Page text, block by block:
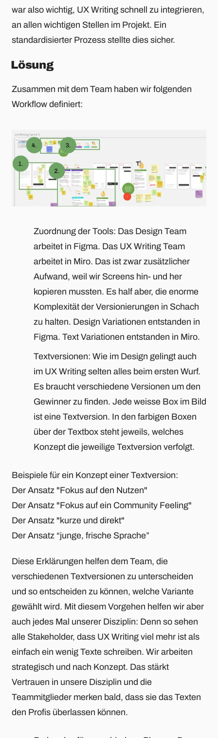
war also wichtig, UX Writing schnell zu integrieren,
an allen wichtigen Stellen im Projekt. Ein
standardisierter Prozess stellte dies sicher.
Lösung
Zusammen mit dem Team haben wir folgenden
Workflow definiert:
Zuordnung der Tools: Das Design Team
arbeitet in Figma. Das UX Writing Team
arbeitet in Miro. Das ist zwar zusätzlicher
Aufwand, weil wir Screens hin- und her
kopieren mussten. Es half aber, die enorme
Komplexität der Versionierungen in Schach
zu halten. Design Variationen entstanden in
Figma. Text Variationen entstanden in Miro.
Textversionen: Wie im Design gelingt auch
im UX Writing selten alles beim ersten Wurf.
Es braucht verschiedene Versionen um den
Gewinner zu finden. Jede weisse Box im Bild
ist eine Textversion. In den farbigen Boxen
über der Textbox steht jeweils, welches
Konzept die jeweilige Textversion verfolgt.
Beispiele für ein Konzept einer Textversion:
Der Ansatz "Fokus auf den Nutzen"
Der Ansatz "Fokus auf ein Community Feeling"
Der Ansatz "kurze und direkt"
Der Ansatz “junge, frische Sprache”
Diese Erklärungen helfen dem Team, die
verschiedenen Textversionen zu unterscheiden
und so entscheiden zu können, welche Variante
gewählt wird. Mit diesem Vorgehen helfen wir aber
auch jedes Mal unserer Disziplin: Denn so sehen
alle Stakeholder, dass UX Writing viel mehr ist als
einfach ein wenig Texte schreiben. Wir arbeiten
strategisch und nach Konzept. Das stärkt
Vertrauen in unsere Disziplin und die
Teammitglieder merken bald, dass sie das Texten
den Profis überlassen können.